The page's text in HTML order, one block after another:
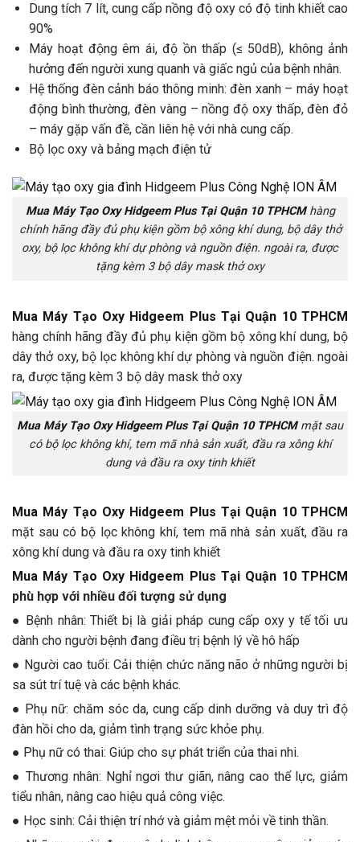
Dung tích 7 lít, cung cấp nồng độ oxy có độ tinh khiết cao
90%
Máy hoạt động êm ái, độ ồn thấp (≤ 50dB), không ảnh
hưởng đến người xung quanh và giấc ngủ của bệnh nhân.
Hệ thống đèn cảnh báo thông minh: đèn xanh – máy hoạt
động bình thường, đèn vàng – nồng độ oxy thấp, đèn đỏ
– máy gặp vấn đề, cần liên hệ với nhà cung cấp.
Bộ lọc oxy và bảng mạch điện tử
Mua Máy Tạo Oxy Hidgeem Plus Tại Quận 10 TPHCMhàng
chính hãng đầy đủ phụ kiện gồm bộ xông khí dung, bộ dây thở
oxy, bộ lọc không khí dự phòng và nguồn điện. ngoài ra, được
tặng kèm 3 bộ dây mask thở oxy
Mua Máy Tạo Oxy Hidgeem Plus Tại Quận 10 TPHCM
hàng chính hãng đầy đủ phụ kiện gồm bộ xông khí dung, bộ
dây thở oxy, bộ lọc không khí dự phòng và nguồn điện. ngoài
ra, được tặng kèm 3 bộ dây mask thở oxy
Mua Máy Tạo Oxy Hidgeem Plus Tại Quận 10 TPHCMmặt sau
có bộ lọc không khí, tem mã nhà sản xuất, đầu ra xông khí
dung và đầu ra oxy tinh khiết
Mua Máy Tạo Oxy Hidgeem Plus Tại Quận 10 TPHCM
mặt sau có bộ lọc không khí, tem mã nhà sản xuất, đầu ra
xông khí dung và đầu ra oxy tinh khiết
Mua Máy Tạo Oxy Hidgeem Plus Tại Quận 10 TPHCM
phù hợp với nhiều đối tượng sử dụng
● Bệnh nhân: Thiết bị là giải pháp cung cấp oxy y tế tối ưu
dành cho người bệnh đang điều trị bệnh lý về hô hấp
● Người cao tuổi: Cải thiện chức năng não ở những người bị
sa sút trí tuệ và các bệnh khác.
● Phụ nữ: chăm sóc da, cung cấp dinh dưỡng và duy trì độ
đàn hồi cho da, giảm tình trạng sức khỏe phụ.
● Phụ nữ có thai: Giúp cho sự phát triển của thai nhi.
● Thương nhân: Nghỉ ngơi thư giãn, nâng cao thể lực, giảm
tiểu nhân, nâng cao hiệu quả công việc.
● Học sinh: Cải thiện trí nhớ và giảm mệt mỏi về tinh thần.